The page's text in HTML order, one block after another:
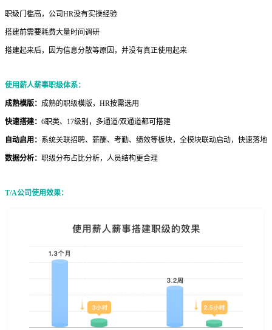
职级门槛高，公司HR没有实操经验
搭建前需要耗费大量时间调研
搭建起来后，因为信息分散等原因，并没有真正使用起来
使用薪人薪事职级体系：
成熟模版： 成熟的职级模版，HR按需选用
快速搭建： 6职类、17级别，多通道/双通道都可搭建
自动启用： 系统关联招聘、薪酬、考勤、绩效等板块，全模块联动启动，快速落地
数据分析： 职级分布占比分析，人员结构更合理
T/A公司使用效果：